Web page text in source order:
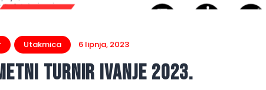
Utakmica 6 lipnja, 2023
turnir Ivanje 2023.